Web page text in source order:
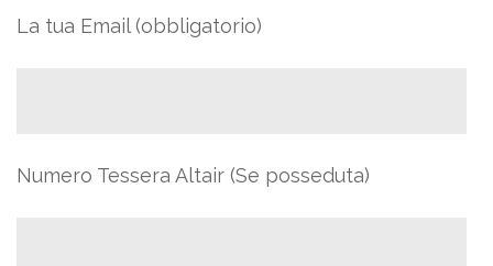
La tua Email (obbligatorio)
Numero Tessera Altair (Se posseduta)